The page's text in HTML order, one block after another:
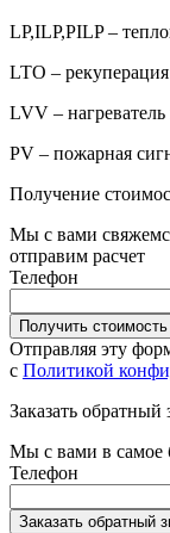
LP,ILP,PILP –
LTO – рекуперация
LVV –
PV – пожарная
Получение
Мы с вами
отправим расчет
Телефон
Получить
Отправляя эту
с Политикой
Заказать обратный
Мы с вами в самое
Телефон
Заказать обратный